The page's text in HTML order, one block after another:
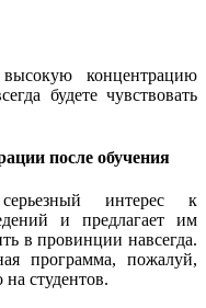
концентрацию
будете чувствовать
после обучения
интерес к
и предлагает им
в провинции навсегда.
программа, пожалуй,
студентов.